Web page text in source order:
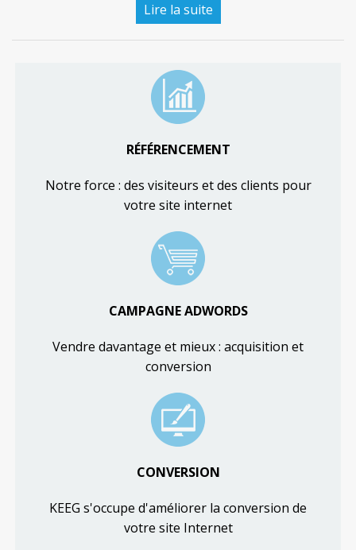
Lire la suite
RÉFÉRENCEMENT
Notre force : des visiteurs et des clients pour
votre site internet
CAMPAGNE ADWORDS
Vendre davantage et mieux : acquisition et
conversion
CONVERSION
KEEG s'occupe d'améliorer la conversion de
votre site Internet